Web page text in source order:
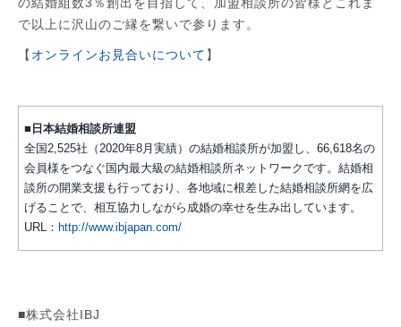
で以上に沢山のご縁を繋いで参ります。
【 オンラインお見合いについて 】
■日本結婚相談所連盟
全国2,525社（2020年8月実績）の結婚相談所が加盟し、66,618名の
会員様をつなぐ国内最大級の結婚相談所ネットワークです。結婚相
談所の開業支援も行っており、各地域に根差した結婚相談所網を広
げることで、相互協力しながら成婚の幸せを生み出しています。
URL： http://www.ibjapan.com/
■株式会社IBJ